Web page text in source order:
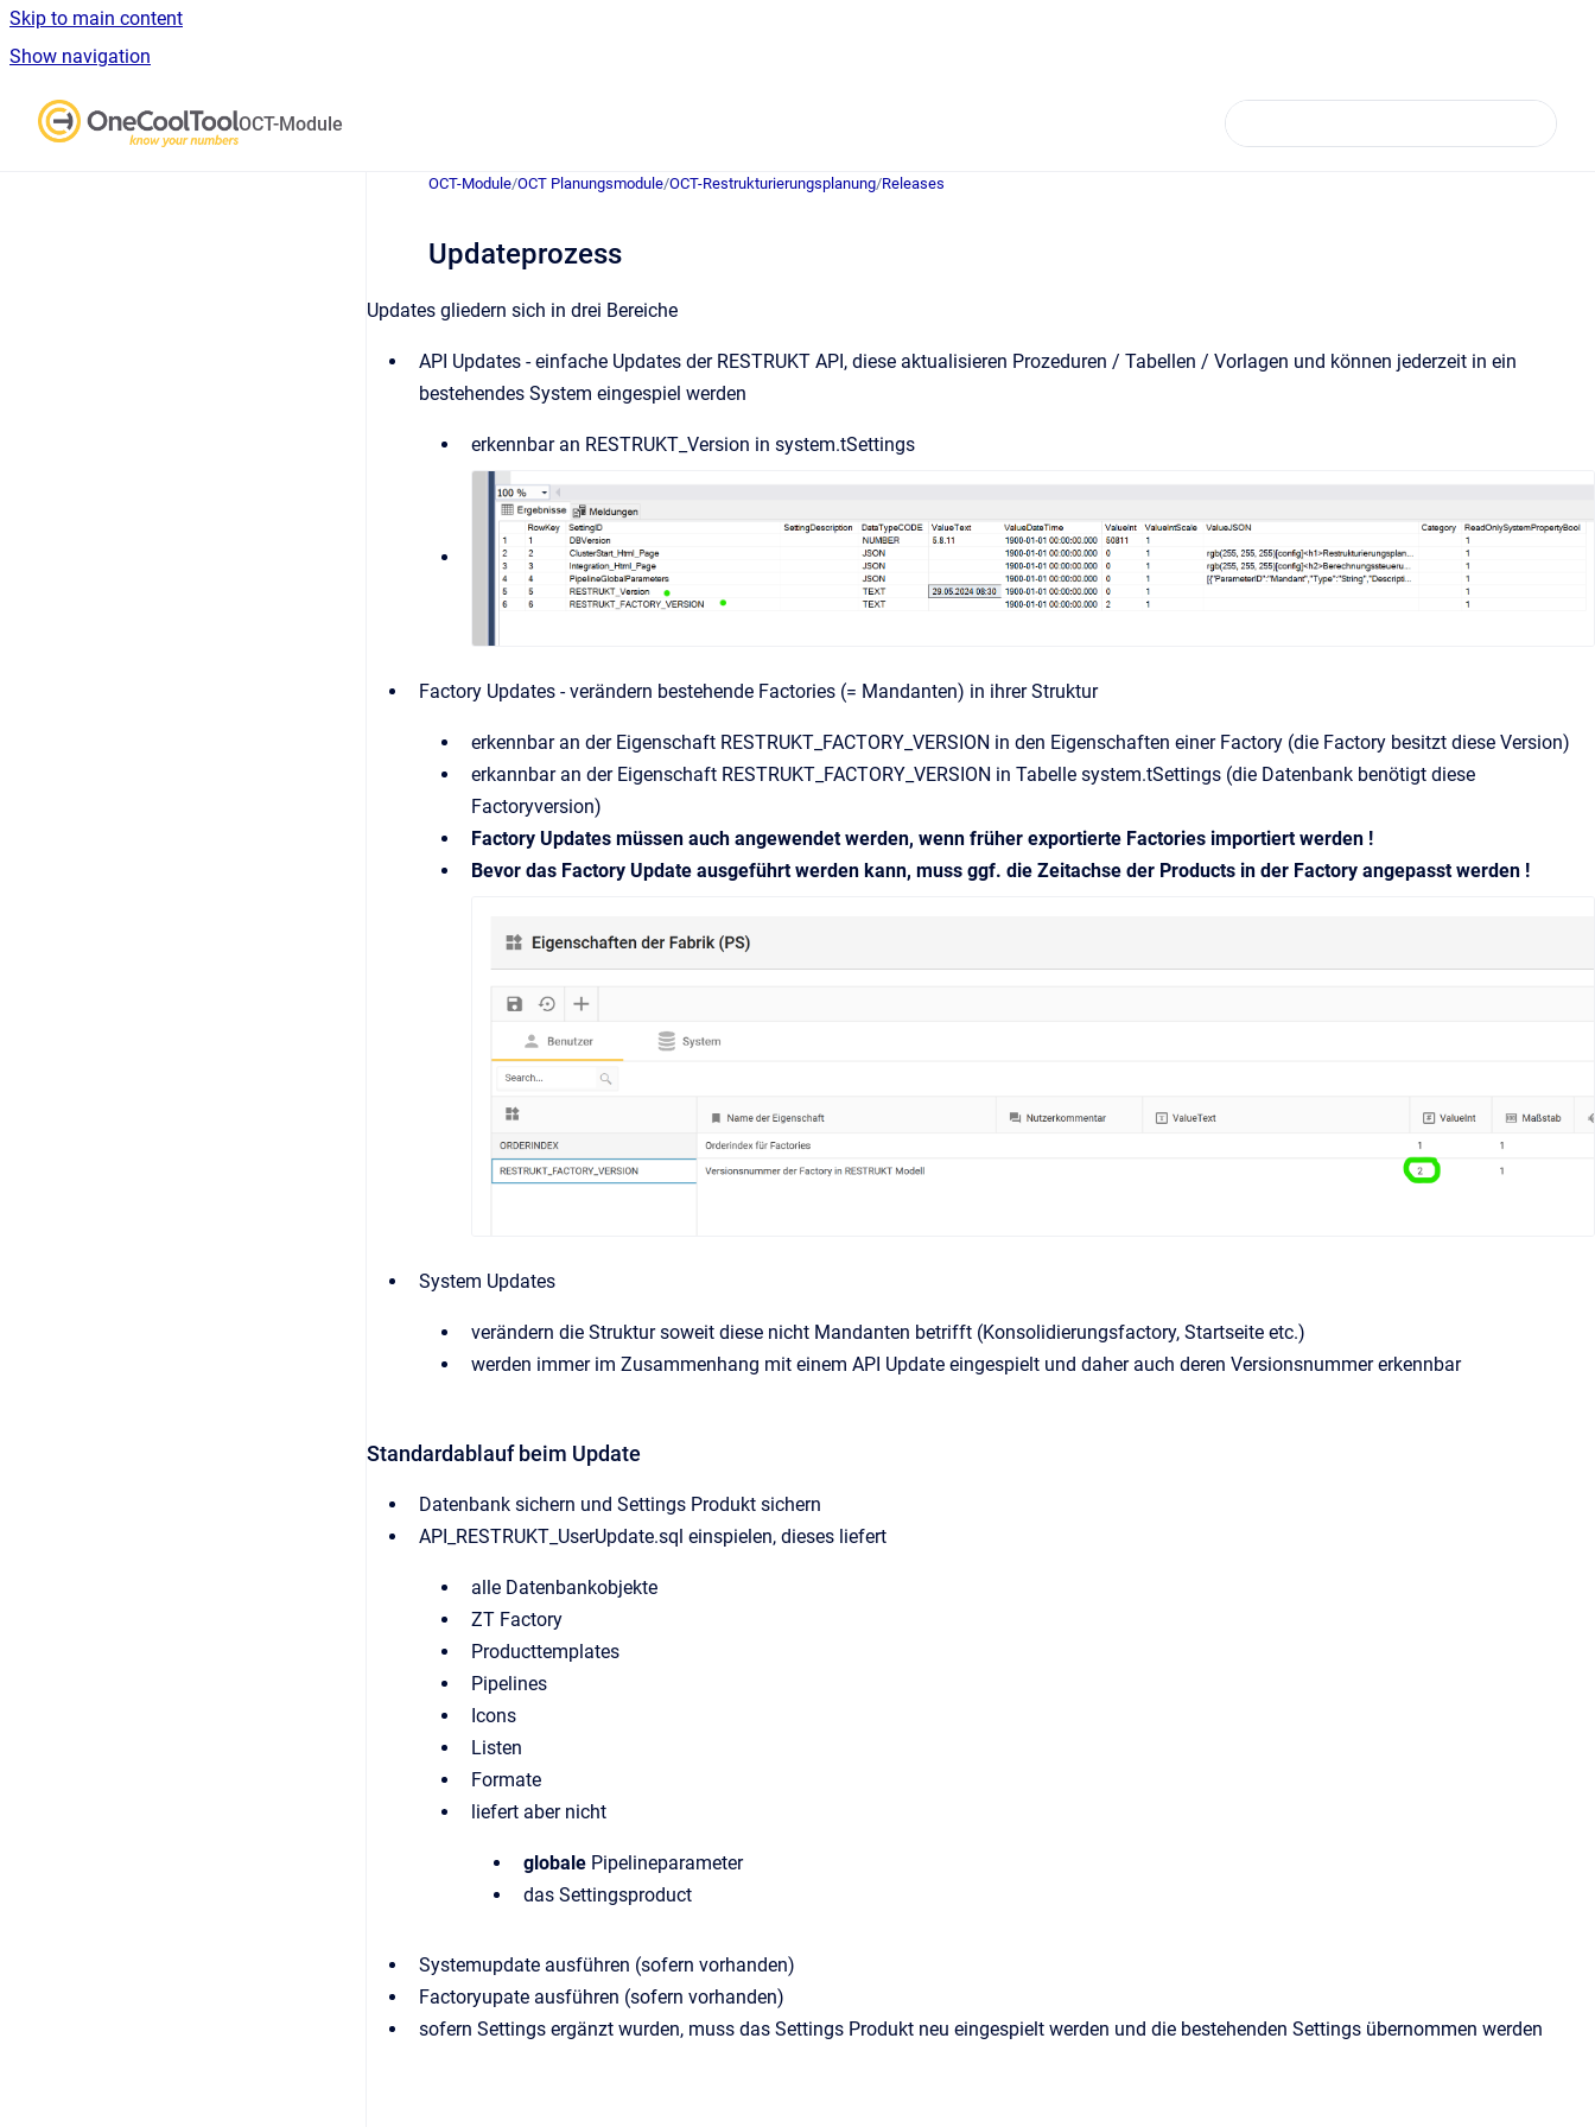
Skip to main content
Show navigation
OCT-Module
OCT-Module/OCT Planungsmodule/OCT-Restrukturierungsplanung/Releases
Updateprozess
Updates gliedern sich in drei Bereiche
API Updates - einfache Updates der RESTRUKT API, diese aktualisieren Prozeduren / Tabellen / Vorlagen und können jederzeit in ein
bestehendes System eingespiel werden
erkennbar an RESTRUKT_Version in system.tSettings
Factory Updates - verändern bestehende Factories (= Mandanten) in ihrer Struktur
erkennbar an der Eigenschaft RESTRUKT_FACTORY_VERSION in den Eigenschaften einer Factory (die Factory besitzt diese Version)
erkannbar an der Eigenschaft RESTRUKT_FACTORY_VERSION in Tabelle system.tSettings (die Datenbank benötigt diese
Factoryversion)
Factory Updates müssen auch angewendet werden, wenn früher exportierte Factories importiert werden !
Bevor das Factory Update ausgeführt werden kann, muss ggf. die Zeitachse der Products in der Factory angepasst werden !
System Updates
verändern die Struktur soweit diese nicht Mandanten betrifft (Konsolidierungsfactory, Startseite etc.)
werden immer im Zusammenhang mit einem API Update eingespielt und daher auch deren Versionsnummer erkennbar
Standardablauf beim Update
Datenbank sichern und Settings Produkt sichern
API_RESTRUKT_UserUpdate.sql einspielen, dieses liefert
alle Datenbankobjekte
ZT Factory
Producttemplates
Pipelines
Icons
Listen
Formate
liefert aber nicht
globale Pipelineparameter
das Settingsproduct
Systemupdate ausführen (sofern vorhanden)
Factoryupate ausführen (sofern vorhanden)
sofern Settings ergänzt wurden, muss das Settings Produkt neu eingespielt werden und die bestehenden Settings übernommen werden